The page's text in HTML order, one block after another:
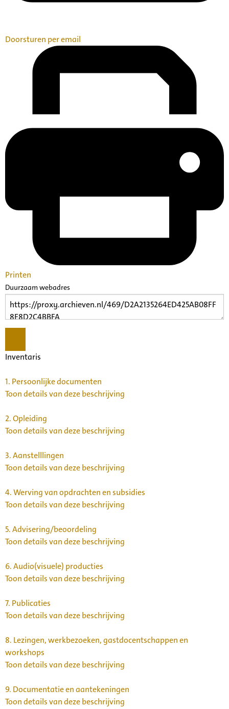
Doorsturen per email
Printen
Duurzaam webadres
Inventaris
1. Persoonlijke documenten
Toon details van deze beschrijving
2.Opleiding
Toon details van deze beschrijving
3.Aanstelllingen
Toon details van deze beschrijving
4.Werving van opdrachten en subsidies
Toon details van deze beschrijving
5.Advisering/beoordeling
Toon details van deze beschrijving
6.Audio(visuele) producties
Toon details van deze beschrijving
7. Publicaties
Toon details van deze beschrijving
8. Lezingen, werkbezoeken, gastdocentschappen en
workshops
Toon details van deze beschrijving
9. Documentatie en aantekeningen
Toon details van deze beschrijving